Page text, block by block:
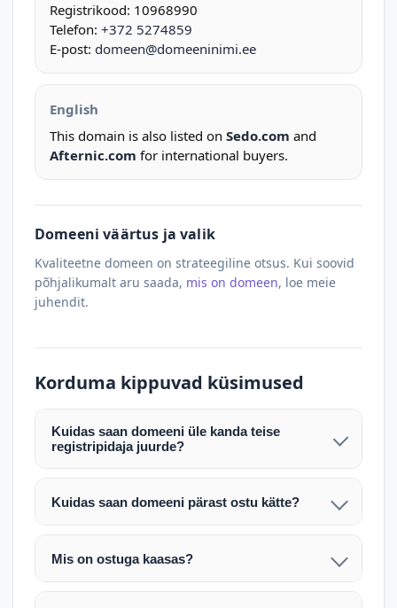
Registrikood: 10968990
Telefon: +372 5274859
E-post: domeen@domeeninimi.ee
English
This domain is also listed on Sedo.com and
Afternic.com for international buyers.
Domeeni väärtus ja valik
Kvaliteetne domeen on strateegiline otsus. Kui soovid
põhjalikumalt aru saada, mis on domeen, loe meie
juhendit.
Korduma kippuvad küsimused
Kuidas saan domeeni üle kanda teise
registripidaja juurde?
Pärast makse laekumist edastame teile domeeni
AUTH (EPP) koodi. Selle abil saate domeeni üle
Domeeni ülekandmine toimub registripidajate
tööpäeva. Täpsemad juhised saadetakse teile e-
Kuidas saan domeeni pärast ostu kätte?
Pärast ostu vormistamist väljastame arve.
Maksekinnituse järel edastame teile domeeni
enda valitud registripidaja juurde.
Mis on ostuga kaasas?
Ostuga kaasas on domeeninime omandiõigus.